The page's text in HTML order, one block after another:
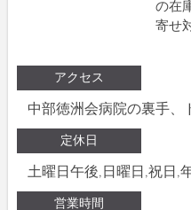
の在
寄せ
アクセス
中部徳洲会病院の裏手、
定休日
土曜日午後,日曜日,祝日,
営業時間